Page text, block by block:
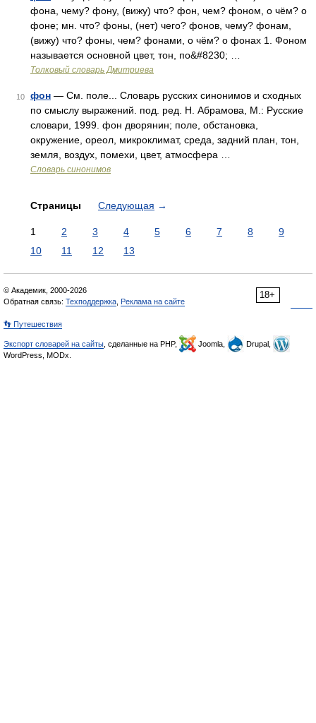
фона, чему? фону, (вижу) что? фон, чем? фоном, о чём? о
фоне; мн. что? фоны, (нет) чего? фонов, чему? фонам,
(вижу) что? фоны, чем? фонами, о чём? о фонах 1. Фоном
называется основной цвет, тон, по&#8230; …
Толковый словарь Дмитриева
10 фон — См. поле... Словарь русских синонимов и сходных
по смыслу выражений. под. ред. Н. Абрамова, М.: Русские
словари, 1999. фон дворянин; поле, обстановка,
окружение, ореол, микроклимат, среда, задний план, тон,
земля, воздух, помехи, цвет, атмосфера …
Словарь синонимов
Страницы Следующая →
1 2 3 4 5 6 7 8
9
10
11 12 13
18+
© Академик, 2000-2026
Обратная связь: Техподдержка Реклама на сайте
👣 Путешествия
Экспорт словарей на сайты , сделанные на PHP, Joomla,
Drupal,
WordPress, MODx.